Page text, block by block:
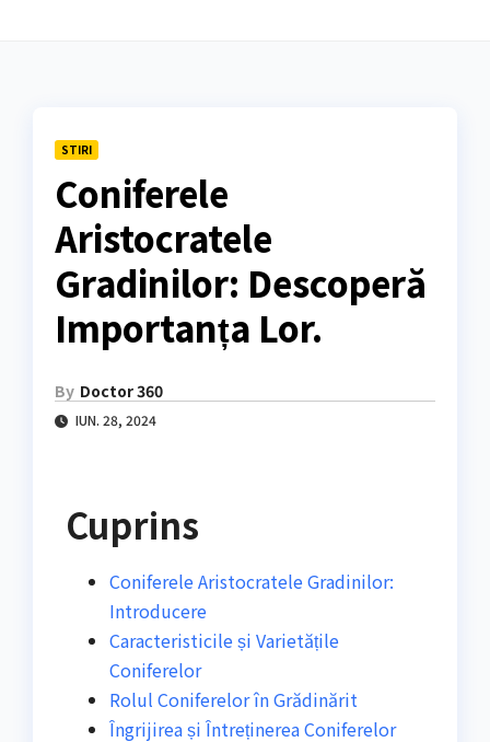
STIRI
Coniferele
Aristocratele
Gradinilor: Descoperă
Importanța Lor.
By Doctor 360
IUN. 28, 2024
Cuprins
Coniferele Aristocratele Gradinilor:
Introducere
Caracteristicile și Varietățile
Coniferelor
Rolul Coniferelor în Grădinărit
Îngrijirea și Întreținerea Coniferelor